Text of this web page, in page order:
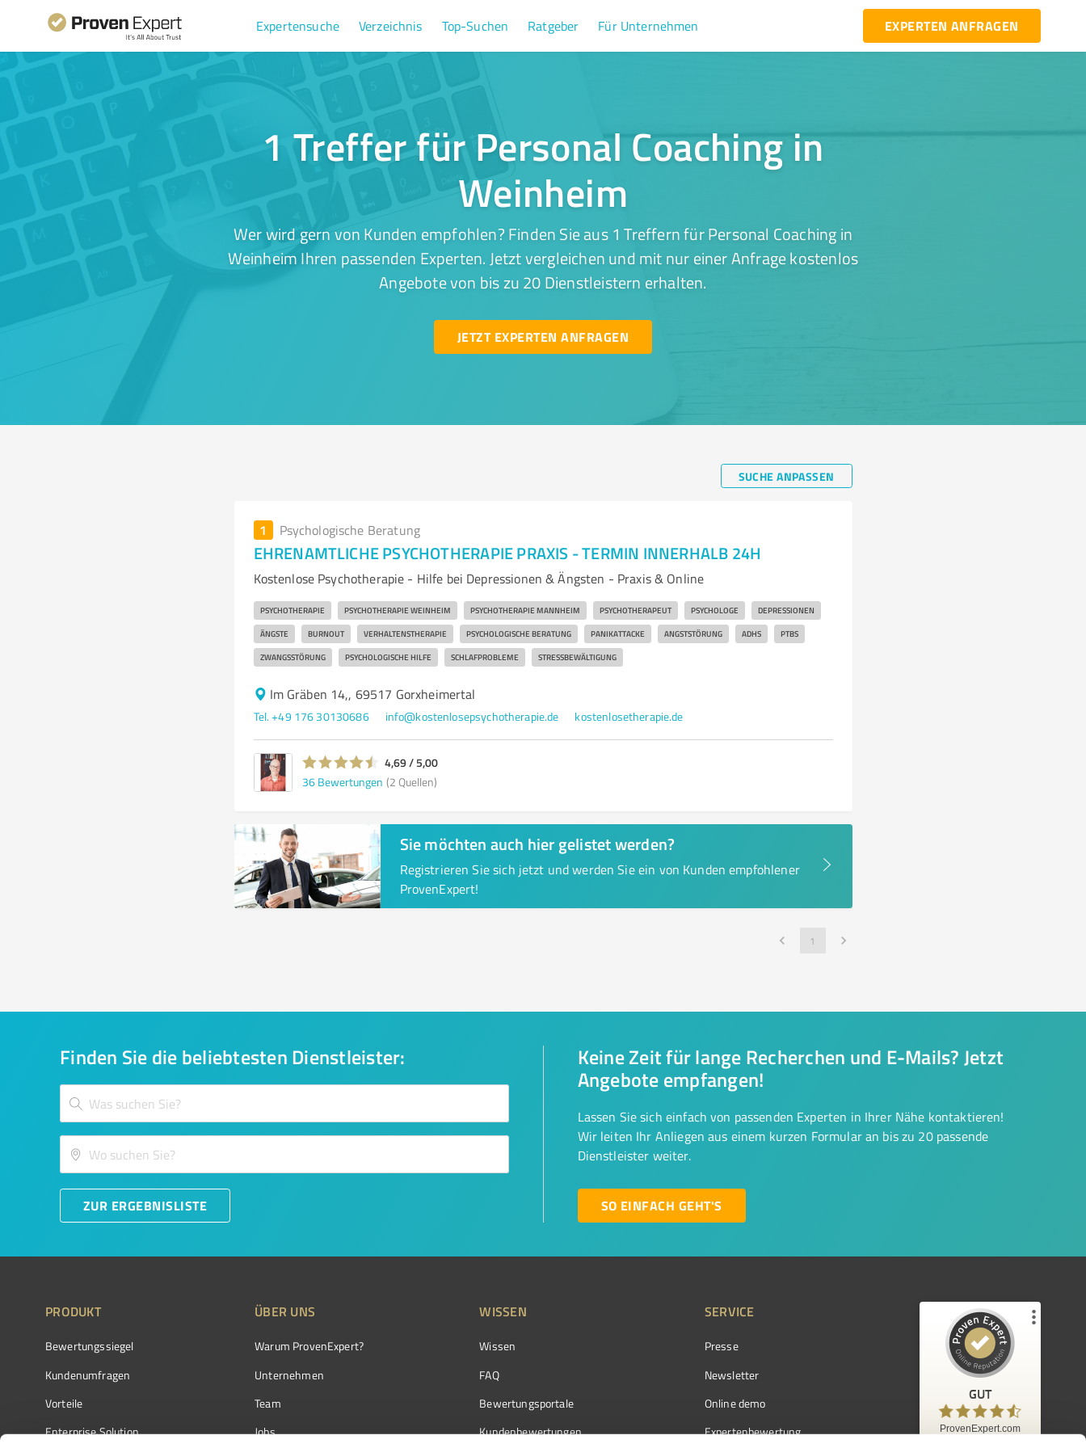
Expertensuche Verzeichnis Top-Suchen Ratgeber Für Unternehmen EXPERTEN ANFRAGEN
1 Treffer für Personal Coaching in
Weinheim
Wer wird gern von Kunden empfohlen? Finden Sie aus 1 Treffern für Personal Coaching in
Weinheim Ihren passenden Experten. Jetzt vergleichen und mit nur einer Anfrage kostenlos
Angebote von bis zu 20 Dienstleistern erhalten.
JETZT EXPERTEN ANFRAGEN
SUCHE ANPASSEN
1 Psychologische Beratung
EHRENAMTLICHE PSYCHOTHERAPIE PRAXIS - TERMIN INNERHALB 24H
Kostenlose Psychotherapie - Hilfe bei Depressionen & Ängsten - Praxis & Online
PSYCHOTHERAPIE PSYCHOTHERAPIE WEINHEIM PSYCHOTHERAPIE MANNHEIM PSYCHOTHERAPEUT PSYCHOLOGE DEPRESSIONEN
ÄNGSTE BURNOUT VERHALTENSTHERAPIE PSYCHOLOGISCHE BERATUNG PANIKATTACKE ANGSTSTÖRUNG ADHS PTBS
ZWANGSSTÖRUNG PSYCHOLOGISCHE HILFE SCHLAFPROBLEME STRESSBEWÄLTIGUNG
Im Gräben 14,, 69517 Gorxheimertal
Tel. +49 176 30130686 info@kostenlosepsychotherapie.de kostenlosetherapie.de
4,69 / 5,00
36 Bewertungen (2 Quellen)
Sie möchten auch hier gelistet werden?
Registrieren Sie sich jetzt und werden Sie ein von Kunden empfohlener
ProvenExpert!
1
Finden Sie die beliebtesten Dienstleister:
ZUR ERGEBNISLISTE
Keine Zeit für lange Recherchen und E-Mails? Jetzt
Angebote empfangen!
Lassen Sie sich einfach von passenden Experten in Ihrer Nähe kontaktieren!
Wir leiten Ihr Anliegen aus einem kurzen Formular an bis zu 20 passende
Dienstleister weiter.
SO EINFACH GEHT'S
PRODUKT
Bewertungssiegel
Kundenumfragen
Vorteile
Enterprise Solution
ÜBER UNS
Warum ProvenExpert?
Unternehmen
Team
Jobs
WISSEN
Wissen
FAQ
Bewertungsportale
Kundenbewertungen
SERVICE
Presse
Newsletter
Online demo
Expertenbewertung
GUT
ProvenExpert.com
Kundenbewertungen und Erfahrungen zu
ProvenExpert.com
97
%
Empfehlungen auf
ProvenExpert.com
4,42
/
5,00